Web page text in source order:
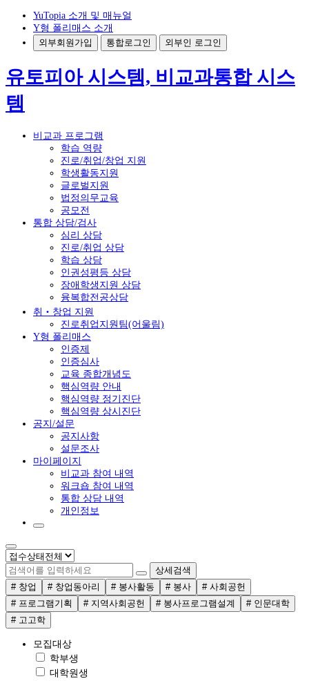
YuTopia 소개 및 매뉴얼
Y형 폴리매스 소개
외부회원가입
통합로그인 외부인 로그인
유토피아 시스템, 비교과통합 시스
템
비교과 프로그램
학습 역량
진로/취업/창업 지원
학생활동지원
글로벌지원
법정의무교육
공모전
통합 상담/검사
심리 상담
진로/취업 상담
학습 상담
인권성평등 상담
장애학생지원 상담
융복합전공상담
취‧창업 지원
진로취업지원팀(어울림)
Y형 폴리매스
인증제
인증심사
교육 종합개념도
핵심역량 안내
핵심역량 정기진단
핵심역량 상시진단
공지/설문
공지사항
설문조사
마이페이지
비교과 참여 내역
워크숍 참여 내역
통합 상담 내역
개인정보
상세검색
# 창업
# 창업동아리 # 봉사활동 # 봉사
# 사회공헌
# 프로그램기획
# 지역사회공헌 # 봉사프로그램설계
# 인문대학
# 고고학
모집대상
학부생
대학원생